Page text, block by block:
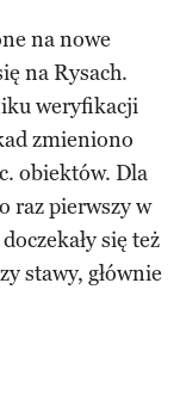
na nowe
na Rysach.
weryfikacji
zmieniono
obiektów. Dla
raz pierwszy w
się też
stawy, głównie